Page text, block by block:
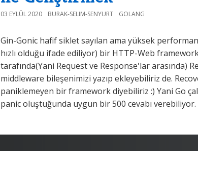
03 EYLÜL 2020 BURAK-SELIM-SENYURT GOLANG
Gin-Gonic hafif siklet sayılan ama yüksek
hızlı olduğu ifade ediliyor) bir HTTP-Web
tarafında(Yani Request ve Response'lar arasında)
middleware bileşenimizi yazıp ekleyebiliriz de.
paniklemeyen bir framework diyebiliriz :) Yani Go
panic oluştuğunda uygun bir 500 cevabı verebiliyor.